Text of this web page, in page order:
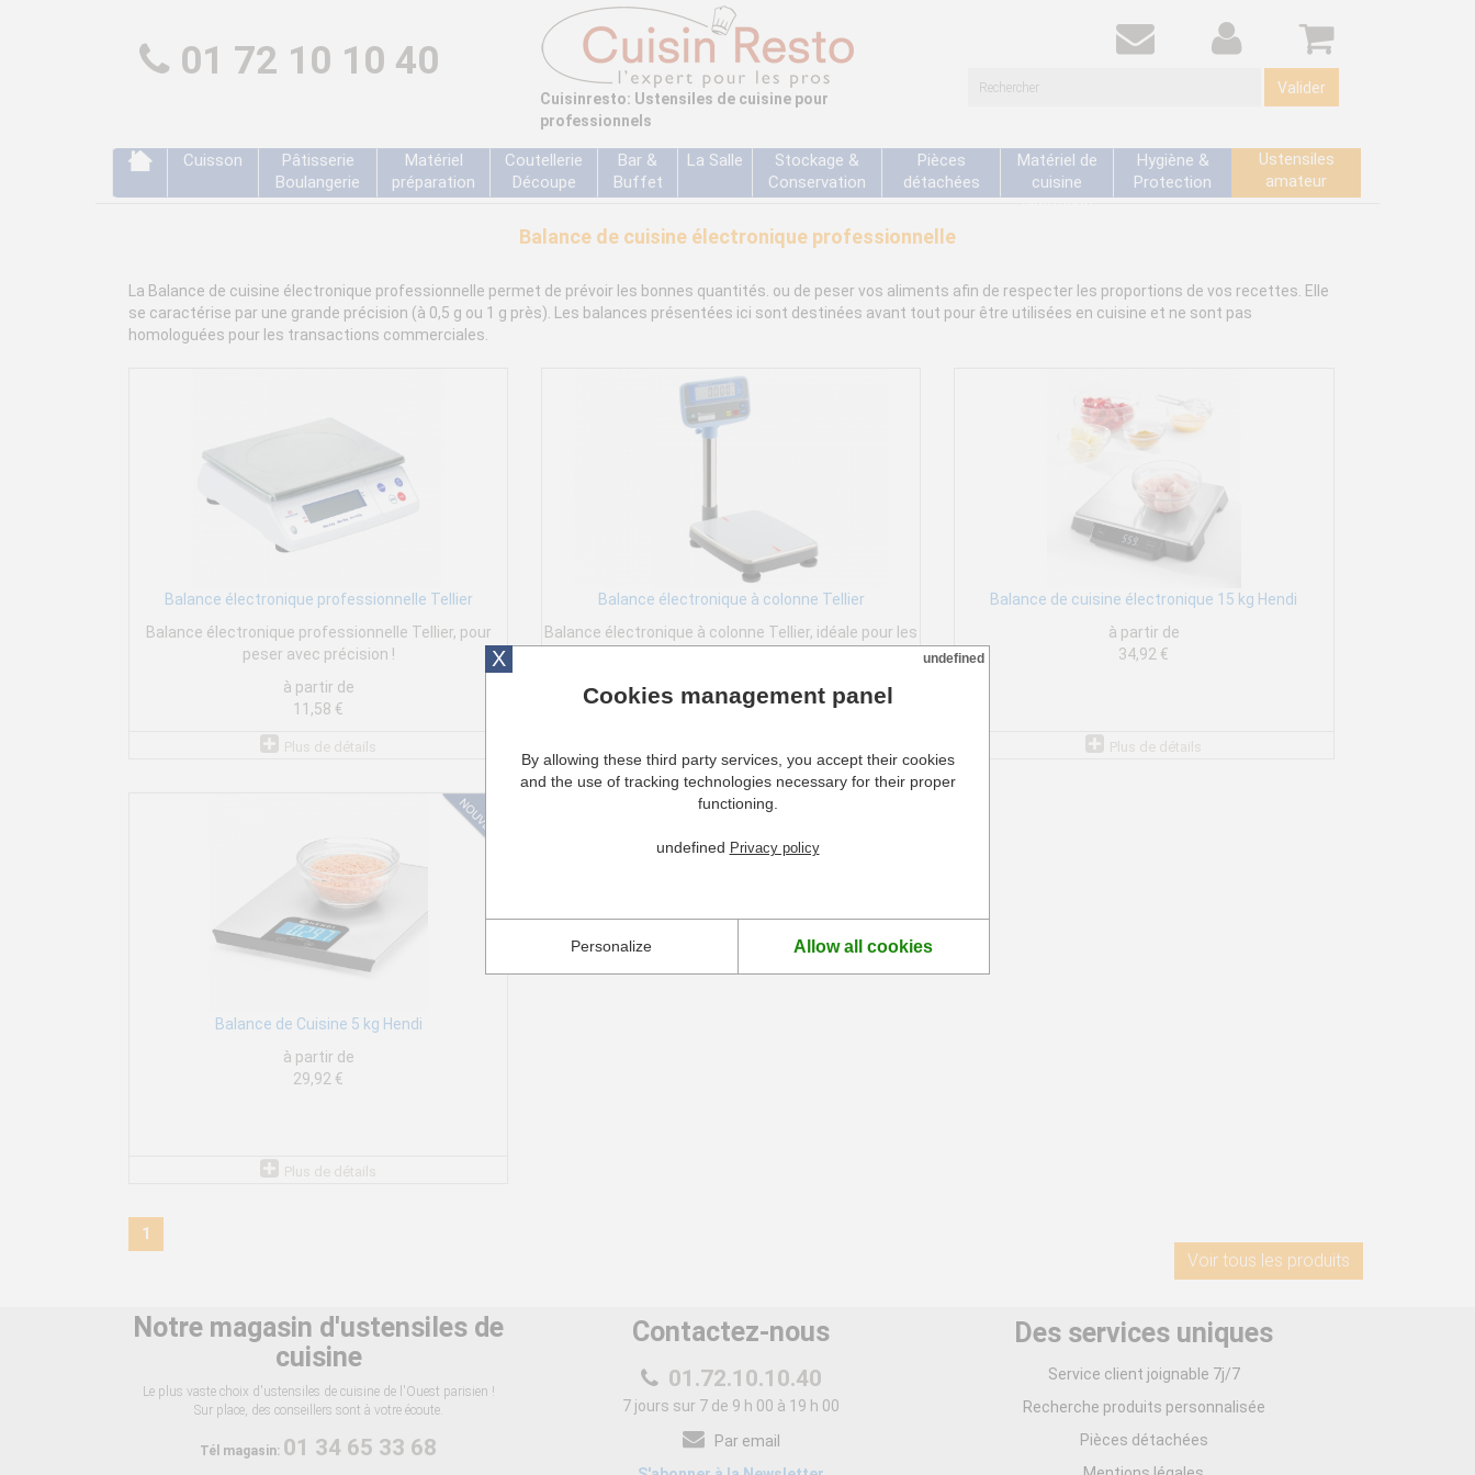
01 72 10 10 40
Cuisinresto: Ustensiles de cuisine pour
professionnels
Valider
Cuisson
Pâtisserie
Boulangerie
Matériel
préparation
Coutellerie
Découpe
Bar &
Buffet
La Salle
Stockage &
Conservation
Pièces
détachées
Matériel de
cuisine
électrique
Hygiène &
Protection
Ustensiles
amateur
Balance de cuisine électronique professionnelle
La Balance de cuisine électronique professionnelle permet de prévoir les bonnes quantités. ou de peser vos aliments afin de respecter les proportions de vos recettes. Elle
se caractérise par une grande précision (à 0,5 g ou 1 g près). Les balances présentées ici sont destinées avant tout pour être utilisées en cuisine et ne sont pas
homologuées pour les transactions commerciales.
Balance électronique professionnelle Tellier
Balance électronique professionnelle Tellier, pour
peser avec précision !
à partir de
11,58 €
Plus de détails
Balance électronique à colonne Tellier
Balance électronique à colonne Tellier, idéale pour les
545,83 €
Balance de cuisine électronique 15 kg Hendi
à partir de
34,92 €
Plus de détails
Balance de Cuisine 5 kg Hendi
à partir de
29,92 €
Plus de détails
1
Voir tous les produits
Notre magasin d'ustensiles de
cuisine
Le plus vaste choix d'ustensiles de cuisine de l'Ouest parisien !
Sur place, des conseillers sont à votre écoute.
Tél magasin: 01 34 65 33 68
Contactez-nous
01.72.10.10.40
7 jours sur 7 de 9 h 00 à 19 h 00
Par email
Des services uniques
Service client joignable 7j/7
Recherche produits personnalisée
Pièces détachées
X undefined
Cookies management panel
By allowing these third party services, you accept their cookies
and the use of tracking technologies necessary for their proper
functioning.
undefined Privacy policy
Personalize Allow all cookies